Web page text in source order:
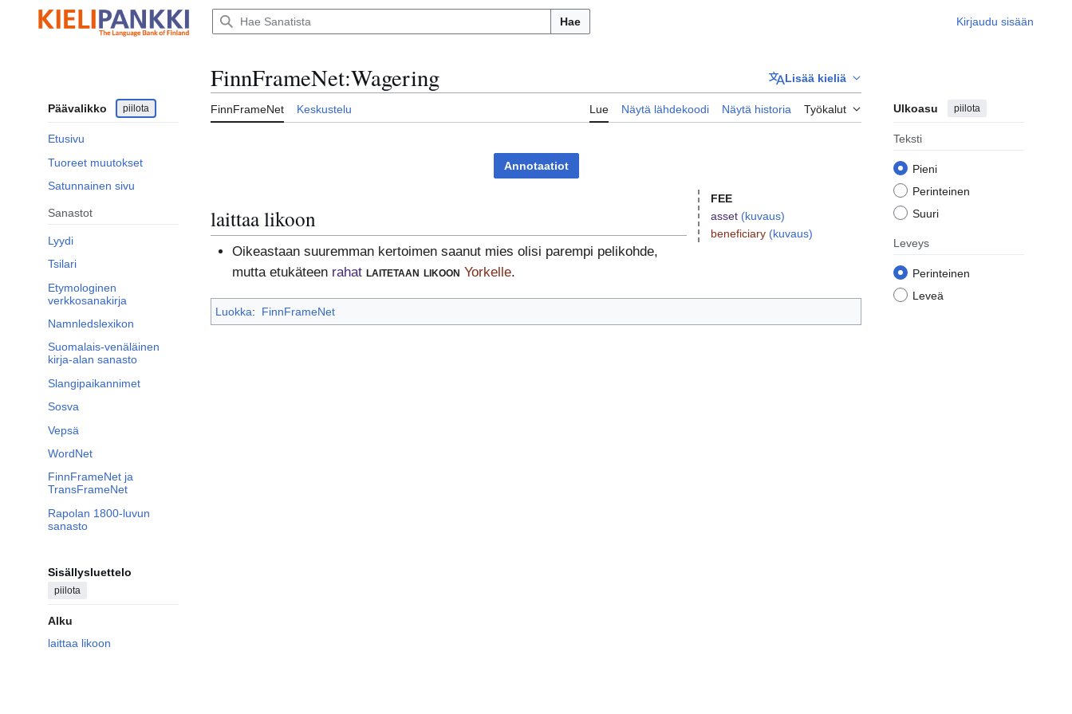
sisältöön
Hae Kirjaudu sisään
Päävalikko piilota
Etusivu
Tuoreet muutokset
Satunnainen sivu
Sanastot
Lyydi
Tsilari
Etymologinen
verkkosanakirja
Namnledslexikon
Suomalais-venäläinen
kirja-alan sanasto
Slangipaikannimet
Sosva
Vepsä
WordNet
FinnFrameNet ja
TransFrameNet
Rapolan 1800-luvun
sanasto
Sisällysluettelo
piilota
Alku
laittaa likoon
FinnFrameNet:Wagering Lisää kieliä
FinnFrameNet Keskustelu Lue Näytä lähdekoodi Näytä historia Työkalut Ulkoasu piilota
Teksti
Pieni
Perinteinen
Suuri
Leveys
Perinteinen
Leveä
Annotaatiot
laittaa likoon
Oikeastaan suuremman kertoimen saanut mies olisi parempi pelikohde,
mutta etukäteen rahat laitetaan likoon Yorkelle.
FEE
asset (kuvaus)
beneficiary (kuvaus)
Luokka: FinnFrameNet